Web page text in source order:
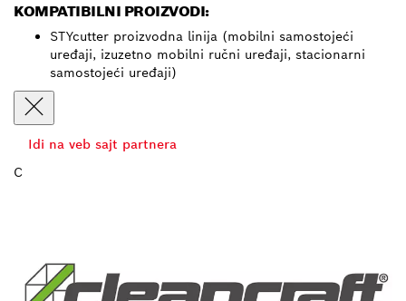
KOMPATIBILNI PROIZVODI:
STYcutter proizvodna linija (mobilni samostojeći
uređaji, izuzetno mobilni ručni uređaji, stacionarni
samostojeći uređaji)
Idi na veb sajt partnera
C